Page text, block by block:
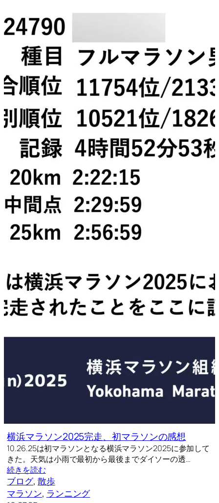
横浜マラソン2025完走、初マラソンの感想
10.26.25は初マラソンとなる横浜マラソン2025に参加して
きた。天気は小雨で最初から最後までダイソーの透…
続きを読む
ブログ, 散歩
マラソン, ランニング